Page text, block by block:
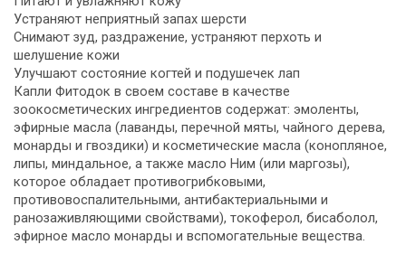
Устраняют неприятный запах шерсти
Снимают зуд, раздражение, устраняют перхоть и
шелушение кожи
Улучшают состояние когтей и подушечек лап
Капли Фитодок в своем составе в качестве
зоокосметических ингредиентов содержат: эмоленты,
эфирные масла (лаванды, перечной мяты, чайного дерева,
монарды и гвоздики) и косметические масла (конопляное,
липы, миндальное, а также масло Ним (или маргозы),
которое обладает противогрибковыми,
противовоспалительными, антибактериальными и
ранозаживляющими свойствами), токоферол, бисаболол,
эфирное масло монарды и вспомогательные вещества.